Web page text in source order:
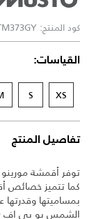
كود المنتج: 51LGTM373GY
القياسات:
XS
S
تفاصيل المنتج
توفر أقمشة مورينو
كما تتميز خصائص
بمساميتها